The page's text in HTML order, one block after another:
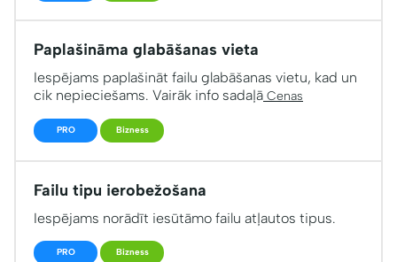
Paplašināma glabāšanas vieta
Iespējams paplašināt failu glabāšanas vietu, kad un
cik nepieciešams. Vairāk info sadaļā Cenas
PRO Bizness
Failu tipu ierobežošana
Iespējams norādīt iesūtāmo failu atļautos tipus.
PRO Bizness